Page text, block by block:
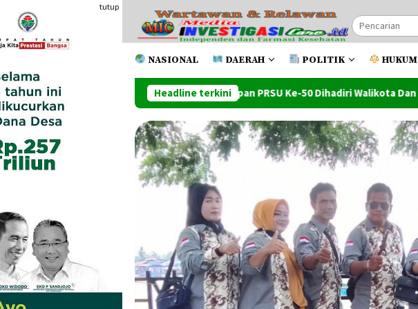
konten
tutup
NASIONAL DAERAH POLITIK HUKUM
Headline terkini
Api Penutupan PRSU Ke-50 Dihadiri Walikota Dan Wawako Tanjung Balai